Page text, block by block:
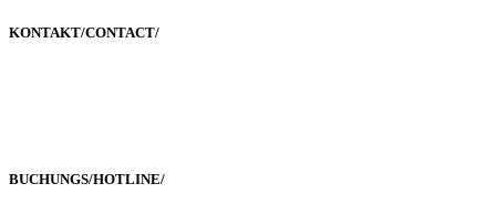
KONTAKT/CONTACT/
BUCHUNGS/HOTLINE/